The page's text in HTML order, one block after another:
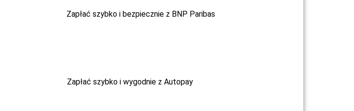
Zapłać szybko i bezpiecznie z BNP Paribas
Zapłać szybko i wygodnie z Autopay